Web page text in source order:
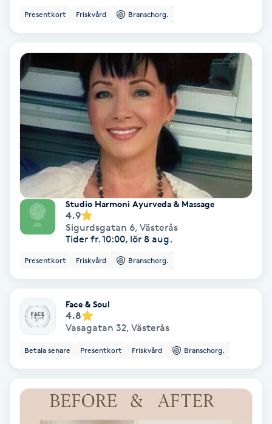
Permanent hårborttagning
Permanent ögonbrynsmakeup
Personal shopper
Personlig tränare
Picolaser
Piercing
Pigmentbehandling
Pigmentfläckar
Powder brows
PRP (Platelet Rich Plasma)
Presentkort Friskvård Branschorg.
Studio Harmoni Ayurveda & Massage
4.9
Sigurdsgatan 6, Västerås
Tider fr. 10:00, lör 8 aug.
Presentkort Friskvård Branschorg.
Face & Soul
4.8
Vasagatan 32, Västerås
Betala senare Presentkort Friskvård Branschorg.